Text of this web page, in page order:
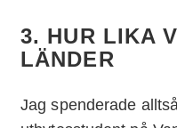
3. HUR LIKA
LÄNDER
Jag spenderade